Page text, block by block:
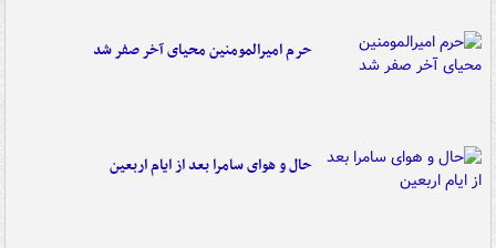
حرم امیرالمومنین محیای آخر صفر شد
حال و هوای سامرا بعد از ایام اربعین